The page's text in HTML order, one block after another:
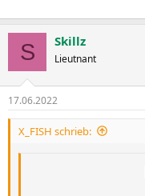
S Skillz
Lieutnant
17.06.2022
X_FISH schrieb: